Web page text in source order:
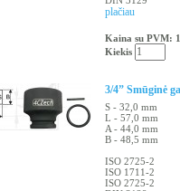
plačiau
Kaina su PVM:
Kiekis
3/4” Smūginė
S - 32,0 mm
L - 57,0 mm
A - 44,0 mm
B - 48,5 mm
ISO 2725-2
ISO 1711-2
ISO 2725-2